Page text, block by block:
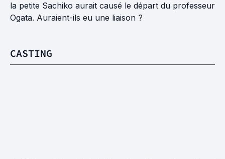
la petite Sachiko aurait causé le départ du professeur
Ogata. Auraient-ils eu une liaison ?
CASTING